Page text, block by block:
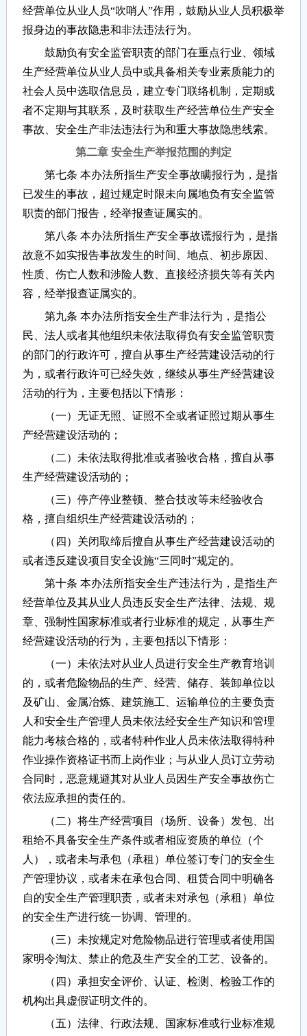
经营单位从业人员“吹哨人”作用，鼓励从业人员积极举
报身边的事故隐患和非法违法行为。
鼓励负有安全监管职责的部门在重点行业、领域
生产经营单位从业人员中或具备相关专业素质能力的
社会人员中选取信息员，建立专门联络机制，定期或
者不定期与其联系，及时获取生产经营单位生产安全
事故、安全生产非法违法行为和重大事故隐患线索。
第二章 安全生产举报范围的判定
第七条 本办法所指生产安全事故瞒报行为，是指
已发生的事故，超过规定时限未向属地负有安全监管
职责的部门报告，经举报查证属实的。
第八条 本办法所指生产安全事故谎报行为，是指
故意不如实报告事故发生的时间、地点、初步原因、
性质、伤亡人数和涉险人数、直接经济损失等有关内
容，经举报查证属实的。
第九条 本办法所指安全生产非法行为，是指公
民、法人或者其他组织未依法取得负有安全监管职责
的部门的行政许可，擅自从事生产经营建设活动的行
为，或者行政许可已经失效，继续从事生产经营建设
活动的行为，主要包括以下情形：
（一）无证无照、证照不全或者证照过期从事生
产经营建设活动的；
（二）未依法取得批准或者验收合格，擅自从事
生产经营建设活动的；
（三）停产停业整顿、整合技改等未经验收合
格，擅自组织生产经营建设活动的；
（四）关闭取缔后擅自从事生产经营建设活动的
或者违反建设项目安全设施“三同时”规定的。
第十条 本办法所指安全生产违法行为，是指生产
经营单位及其从业人员违反安全生产法律、法规、规
章、强制性国家标准或者行业标准的规定，从事生产
经营建设活动的行为，主要包括以下情形：
（一）未依法对从业人员进行安全生产教育培训
的，或者危险物品的生产、经营、储存、装卸单位以
及矿山、金属冶炼、建筑施工、运输单位的主要负责
人和安全生产管理人员未依法经安全生产知识和管理
能力考核合格的，或者特种作业人员未依法取得特种
作业操作资格证书而上岗作业；与从业人员订立劳动
合同时，恶意规避其对从业人员因生产安全事故伤亡
依法应承担的责任的。
（二）将生产经营项目（场所、设备）发包、出
租给不具备安全生产条件或者相应资质的单位（个
人），或者未与承包（承租）单位签订专门的安全生
产管理协议，或者未在承包合同、租赁合同中明确各
自的安全生产管理职责，或者未对承包（承租）单位
的安全生产进行统一协调、管理的。
（三）未按规定对危险物品进行管理或者使用国
家明令淘汰、禁止的危及生产安全的工艺、设备的。
（四）承担安全评价、认证、检测、检验工作的
机构出具虚假证明文件的。
（五）法律、行政法规、国家标准或行业标准规